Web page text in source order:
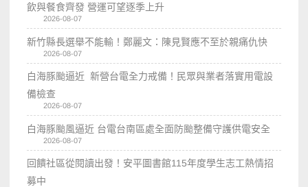
飲與餐食齊發 營運可望逐季上升
2026-08-07
新竹縣長選舉不能輸！鄭麗文：陳見賢應不至於親痛仇快
2026-08-07
白海豚颱逼近 新營台電全力戒備！民眾與業者落實用電設
備檢查
2026-08-07
白海豚颱風逼近 台電台南區處全面防颱整備守護供電安全
2026-08-07
回饋社區從閱讀出發！安平圖書館115年度學生志工熱情招
募中